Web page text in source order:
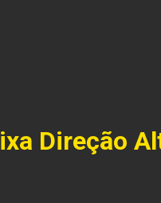
Direção